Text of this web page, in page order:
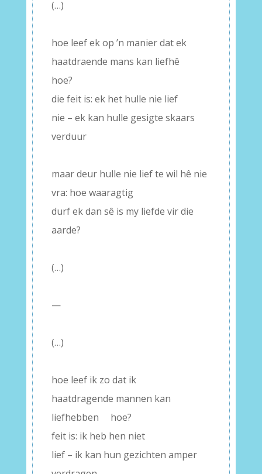
(…)
hoe leef ek op ’n manier dat ek
haatdraende mans kan liefhê
hoe?
die feit is: ek het hulle nie lief
nie – ek kan hulle gesigte skaars
verduur
maar deur hulle nie lief te wil hê nie
vra: hoe waaragtig
durf ek dan sê is my liefde vir die
aarde?
(…)
—
(…)
hoe leef ik zo dat ik
haatdragende mannen kan
liefhebben hoe?
feit is: ik heb hen niet
lief – ik kan hun gezichten amper